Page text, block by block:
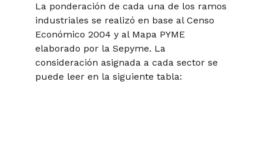
La ponderación de cada una de los ramos
industriales se realizó en base al Censo
Económico 2004 y al Mapa PYME
elaborado por la Sepyme. La
consideración asignada a cada sector se
puede leer en la siguiente tabla: